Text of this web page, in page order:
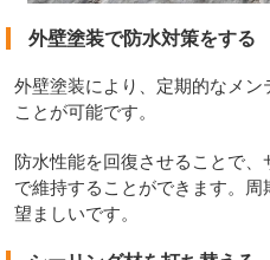
外壁塗装で防水対策をする
外壁塗装により、定期的なメ
ことが可能です。
防水性能を回復させることで
で維持することができます。
望ましいです。